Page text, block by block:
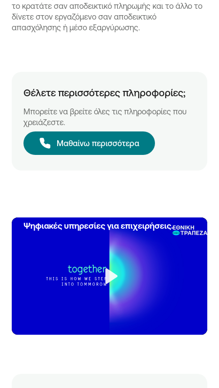
το κρατάτε σαν αποδεικτικό πληρωμής και το άλλο το
δίνετε στον εργαζόμενο σαν αποδεικτικό
απασχόλησης ή μέσο εξαργύρωσης.
Θέλετε περισσότερες πληροφορίες;
Μπορείτε να βρείτε όλες τις πληροφορίες που
χρειάζεστε.
Μαθαίνω περισσότερα
Play
Ψηφιακές υπηρεσίες για επιχειρήσεις.